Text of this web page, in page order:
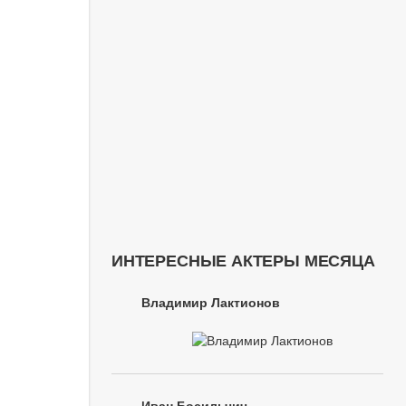
ИНТЕРЕСНЫЕ АКТЕРЫ МЕСЯЦА
Владимир Лактионов